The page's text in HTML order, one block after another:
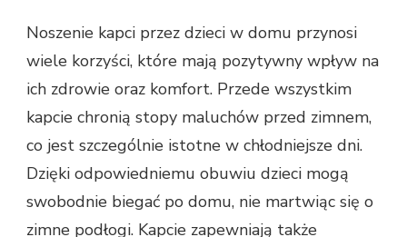
Noszenie kapci przez dzieci w domu przynosi
wiele korzyści, które mają pozytywny wpływ na
ich zdrowie oraz komfort. Przede wszystkim
kapcie chronią stopy maluchów przed zimnem,
co jest szczególnie istotne w chłodniejsze dni.
Dzięki odpowiedniemu obuwiu dzieci mogą
swobodnie biegać po domu, nie martwiąc się o
zimne podłogi. Kapcie zapewniają także